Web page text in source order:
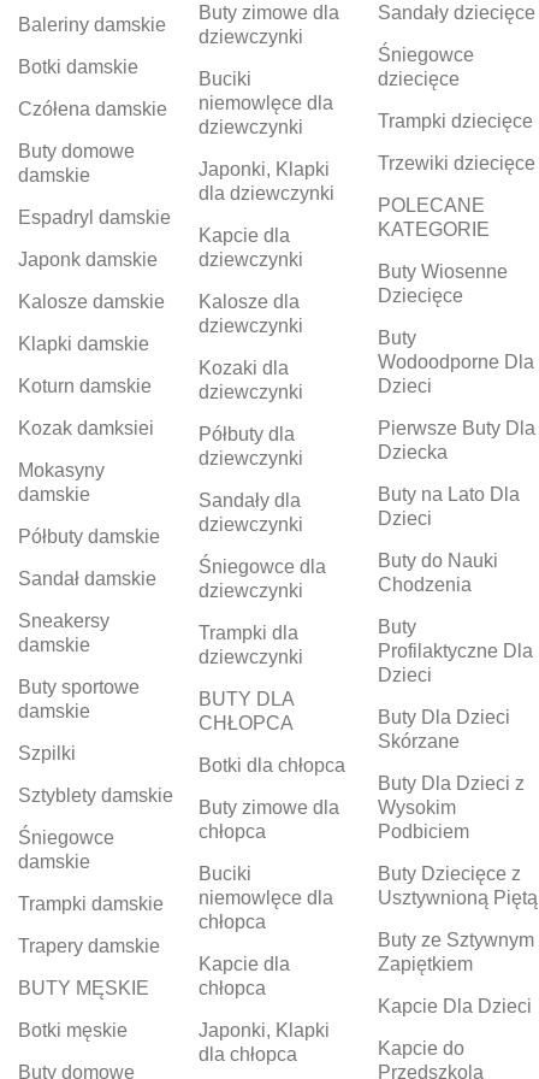
Baleriny damskie
Botki damskie
Czółena damskie
Buty domowe
damskie
Espadryl damskie
Japonk damskie
Kalosze damskie
Klapki damskie
Koturn damskie
Kozak damksiei
Mokasyny
damskie
Półbuty damskie
Sandał damskie
Sneakersy
damskie
Buty sportowe
damskie
Szpilki
Sztyblety damskie
Śniegowce
damskie
Trampki damskie
Trapery damskie
BUTY MĘSKIE
Botki męskie
Buty domowe
Buty zimowe dla
dziewczynki
Buciki
niemowlęce dla
dziewczynki
Japonki, Klapki
dla dziewczynki
Kapcie dla
dziewczynki
Kalosze dla
dziewczynki
Kozaki dla
dziewczynki
Półbuty dla
dziewczynki
Sandały dla
dziewczynki
Śniegowce dla
dziewczynki
Trampki dla
dziewczynki
BUTY DLA
CHŁOPCA
Botki dla chłopca
Buty zimowe dla
chłopca
Buciki
niemowlęce dla
chłopca
Kapcie dla
chłopca
Japonki, Klapki
dla chłopca
Sandały dziecięce
Śniegowce
dziecięce
Trampki dziecięce
Trzewiki dziecięce
POLECANE
KATEGORIE
Buty Wiosenne
Dziecięce
Buty
Wodoodporne Dla
Dzieci
Pierwsze Buty Dla
Dziecka
Buty na Lato Dla
Dzieci
Buty do Nauki
Chodzenia
Buty
Profilaktyczne Dla
Dzieci
Buty Dla Dzieci
Skórzane
Buty Dla Dzieci z
Wysokim
Podbiciem
Buty Dziecięce z
Usztywnioną Piętą
Buty ze Sztywnym
Zapiętkiem
Kapcie Dla Dzieci
Kapcie do
Przedszkola